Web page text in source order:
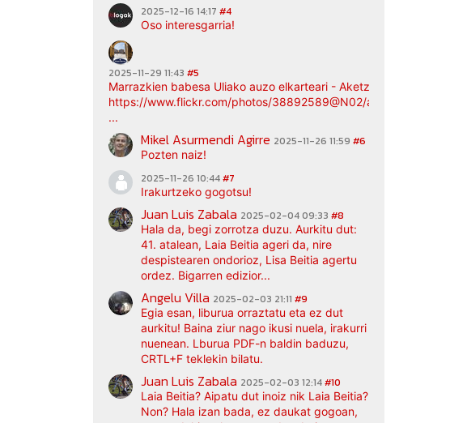
2025-12-16 14:17 #4
Oso interesgarria!
2025-11-29 11:43 #5
Marrazkien babesa Uliako auzo elkarteari - Aketz etxea (argazki
https://www.flickr.com/photos/38892589@N02/albums/
...
Mikel Asurmendi Agirre 2025-11-26 11:59 #6
Pozten naiz!
2025-11-26 10:44#7
Irakurtzeko gogotsu!
Juan Luis Zabala 2025-02-04 09:33 #8
Hala da, begi zorrotza duzu. Aurkitu dut:
41. atalean, Laia Beitia ageri da, nire
despistearen ondorioz, Lisa Beitia agertu
ordez. Bigarren edizior...
Angelu Villa 2025-02-03 21:11 #9
Egia esan, liburua orraztatu eta ez dut
aurkitu! Baina ziur nago ikusi nuela, irakurri
nuenean. Lburua PDF-n baldin baduzu,
CRTL+F teklekin bilatu.
Juan Luis Zabala 2025-02-03 12:14#10
Laia Beitia? Aipatu dut inoiz nik Laia Beitia?
Non? Hala izan bada, ez daukat gogoan,